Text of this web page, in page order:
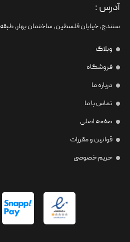
آدرس :
سنندج، خیابان فلسطین،‌ ساختمان بهار، طبقه2
وبلاگ
فروشگاه
درباره ما
تماس با ما
صفحه اصلی
قوانین و مقررات
حریم خصوصی